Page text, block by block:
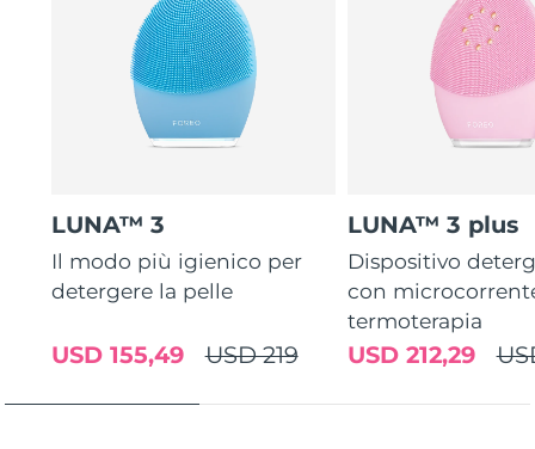
LUNA™ 3
Il modo più igienico per
detergere la pelle
USD 219
USD 155,49
LUNA™ 3 plus
Dispositivo
con
termoterapia
USD 212,29